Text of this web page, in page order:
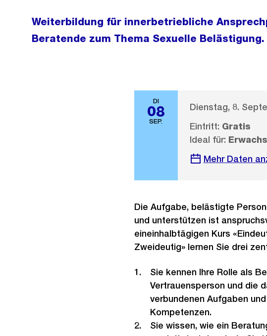
Weiterbildung für innerbetriebliche
Beratende zum Thema Sexuelle Belästigung.
DI
08
SEP.
Dienstag, 8.
Eintritt: Gratis
Ideal für:
Mehr Daten
Die Aufgabe, belästigte
und unterstützen ist
eineinhalbtägigen Kurs
Zweideutig» lernen Sie drei
Sie kennen Ihre Rolle als
Vertrauensperson und die
verbundenen Aufgaben und
Kompetenzen.
Sie wissen, wie ein